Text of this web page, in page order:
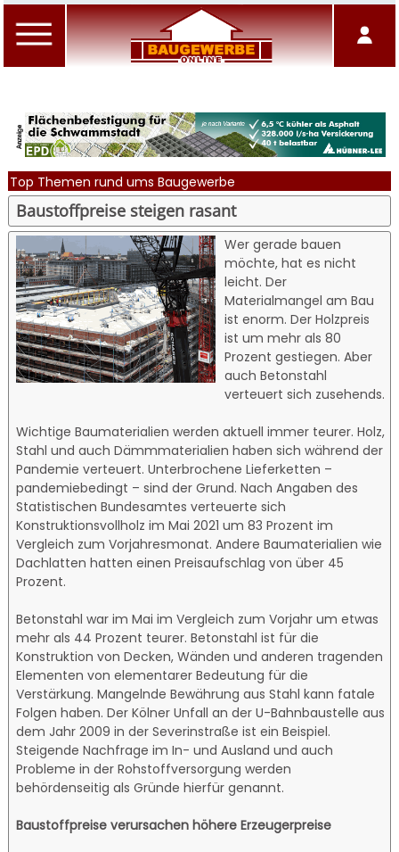
Top Themen rund ums Baugewerbe
Baustoffpreise steigen rasant
Wer gerade bauen
möchte, hat es nicht
leicht. Der
Materialmangel am Bau
ist enorm. Der Holzpreis
ist um mehr als 80
Prozent gestiegen. Aber
auch Betonstahl
verteuert sich zusehends.
Wichtige Baumaterialien werden aktuell immer teurer. Holz,
Stahl und auch Dämmmaterialien haben sich während der
Pandemie verteuert. Unterbrochene Lieferketten –
pandemiebedingt – sind der Grund. Nach Angaben des
Statistischen Bundesamtes verteuerte sich
Konstruktionsvollholz im Mai 2021 um 83 Prozent im
Vergleich zum Vorjahresmonat. Andere Baumaterialien wie
Dachlatten hatten einen Preisaufschlag von über 45
Prozent.
Betonstahl war im Mai im Vergleich zum Vorjahr um etwas
mehr als 44 Prozent teurer. Betonstahl ist für die
Konstruktion von Decken, Wänden und anderen tragenden
Elementen von elementarer Bedeutung für die
Verstärkung. Mangelnde Bewährung aus Stahl kann fatale
Folgen haben. Der Kölner Unfall an der U-Bahnbaustelle aus
dem Jahr 2009 in der Severinstraße ist ein Beispiel.
Steigende Nachfrage im In- und Ausland und auch
Probleme in der Rohstoffversorgung werden
behördenseitig als Gründe hierfür genannt.
Baustoffpreise verursachen höhere Erzeugerpreise